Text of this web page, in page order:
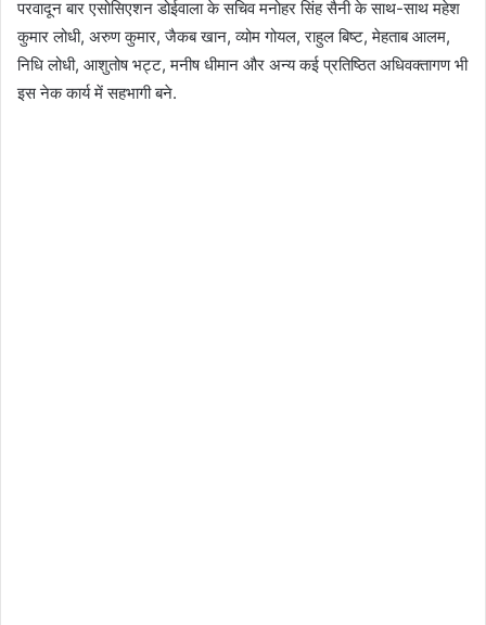
परवादून बार एसोसिएशन डोईवाला के सचिव मनोहर सिंह सैनी के साथ-साथ महेश
कुमार लोधी, अरुण कुमार, जैकब खान, व्योम गोयल, राहुल बिष्ट, मेहताब आलम,
निधि लोधी, आशुतोष भट्ट, मनीष धीमान और अन्य कई प्रतिष्ठित अधिवक्तागण भी
इस नेक कार्य में सहभागी बने.